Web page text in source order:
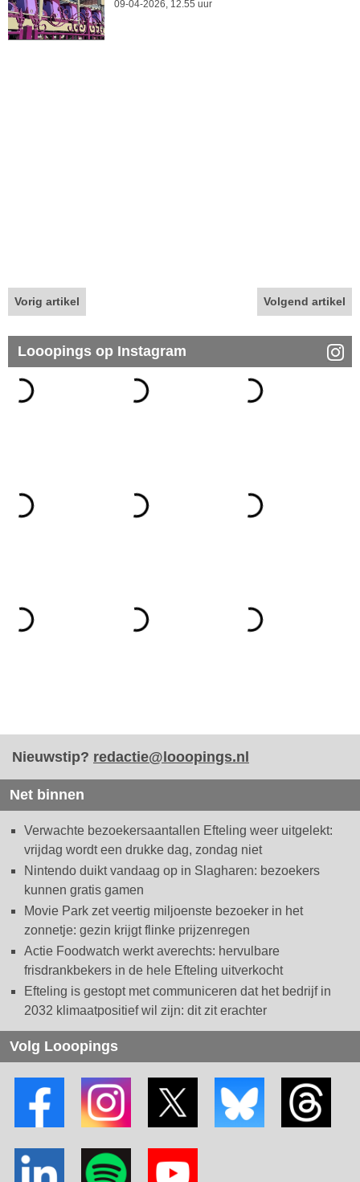
09-04-2026, 12.55 uur
Vorig artikel Volgend artikel
Looopings op Instagram
Nieuwstip? redactie@looopings.nl
Net binnen
Verwachte bezoekersaantallen Efteling weer uitgelekt:
vrijdag wordt een drukke dag, zondag niet
Nintendo duikt vandaag op in Slagharen: bezoekers
kunnen gratis gamen
Movie Park zet veertig miljoenste bezoeker in het
zonnetje: gezin krijgt flinke prijzenregen
Actie Foodwatch werkt averechts: hervulbare
frisdrankbekers in de hele Efteling uitverkocht
Efteling is gestopt met communiceren dat het bedrijf in
2032 klimaatpositief wil zijn: dit zit erachter
Volg Looopings